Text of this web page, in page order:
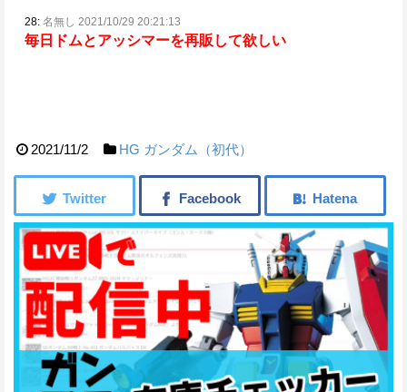
28: 名無し 2021/10/29 20:21:13
毎日ドムとアッシマーを再販して欲しい
2021/11/2 HG ガンダム（初代）